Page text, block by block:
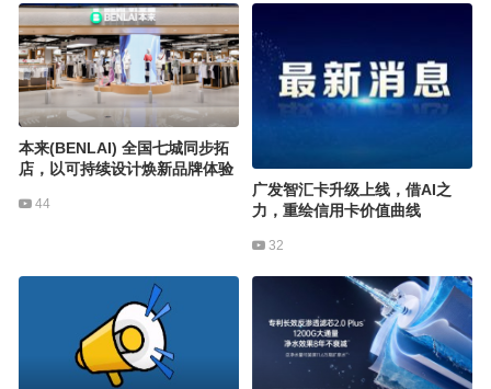
本来(BENLAI) 全国七城同步拓
店，以可持续设计焕新品牌体验
44
广发智汇卡升级上线，借AI之
力，重绘信用卡价值曲线
32